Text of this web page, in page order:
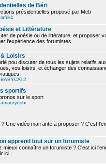
de Béri
présidentielles proposé par Meb
lafrik1
et Littérature
de poésie ou de littérature, et proposer
l'expérience des forumistes.
Loisirs
pou discuter de tous les sujets relatifs
vos loisirs, et échanger des
BABYCAT2
sportifs
sur le sport
amatoyoshi
? Une vidéo marrante à proposer ? C'est
apprend tout sur un forumiste
mieux connaître un forumiste ? C'est ici
ici.